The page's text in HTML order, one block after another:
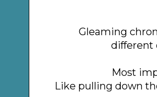
Gleaming
different
Most
Like pulling down